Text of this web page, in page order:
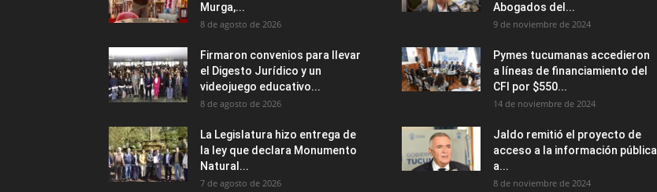
Murga,...
8 de agosto de 2026
Firmaron convenios para llevar
el Digesto Jurídico y un
videojuego educativo...
8 de agosto de 2026
La Legislatura hizo entrega de
la ley que declara Monumento
Natural...
7 de agosto de 2026
Abogados del...
9 de noviembre de 2024
Pymes tucumanas accedieron
a líneas de financiamiento del
CFI por $550...
14 de noviembre de 2024
Jaldo remitió el proyecto de
acceso a la información pública
a...
8 de noviembre de 2024